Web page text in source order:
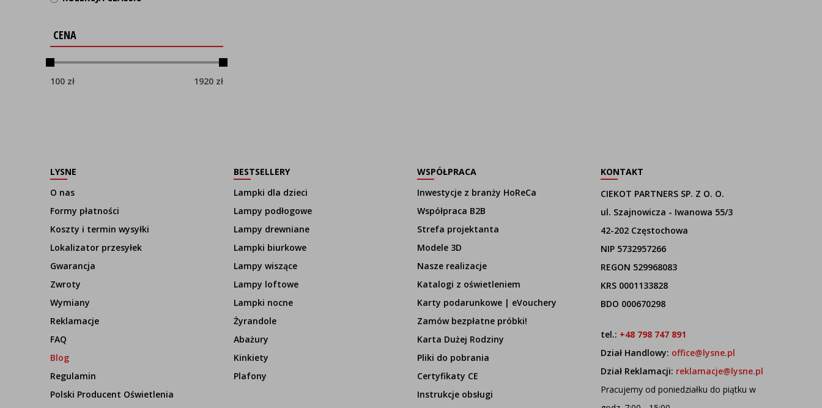
CENA
100 zł 1920 zł
LYSNE
O nas
Formy płatności
Koszty i termin wysyłki
Lokalizator przesyłek
Gwarancja
Zwroty
Wymiany
Reklamacje
FAQ
Blog
Regulamin
Polski Producent Oświetlenia
BESTSELLERY
Lampki dla dzieci
Lampy podłogowe
Lampy drewniane
Lampki biurkowe
Lampy wiszące
Lampy loftowe
Lampki nocne
Żyrandole
Abażury
Kinkiety
Plafony
WSPÓŁPRACA
Inwestycje z branży HoReCa
Współpraca B2B
Strefa projektanta
Modele 3D
Nasze realizacje
Katalogi z oświetleniem
Karty podarunkowe | eVouchery
Zamów bezpłatne próbki!
Karta Dużej Rodziny
Pliki do pobrania
Certyfikaty CE
Instrukcje obsługi
KONTAKT
CIEKOT PARTNERS SP. Z O. O.
ul. Szajnowicza - Iwanowa 55/3
42-202 Częstochowa
NIP 5732957266
REGON 529968083
KRS 0001133828
BDO 000670298
tel.: +48 798 747 891
Dział Handlowy: office@lysne.pl
Dział Reklamacji: reklamacje@lysne.pl
Pracujemy od poniedziałku do piątku w